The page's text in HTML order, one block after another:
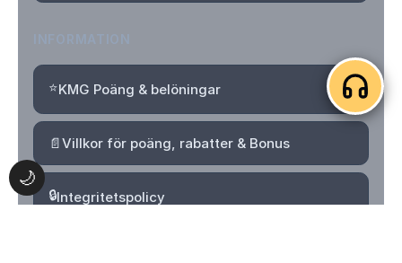
🌙
⭐KMG Poäng & belöningar
📄Villkor för poäng, rabatter & Bonus
🔒Integritetspolicy